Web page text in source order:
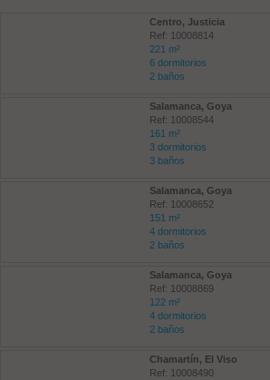
Centro, Justicia
Ref: 10008814
221 m²
6 dormitorios
2 baños
Salamanca, Goya
Ref: 10008544
161 m²
3 dormitorios
3 baños
Salamanca, Goya
Ref: 10008652
151 m²
4 dormitorios
2 baños
Salamanca, Goya
Ref: 10008869
122 m²
4 dormitorios
2 baños
Chamartín, El Viso
Ref: 10008490